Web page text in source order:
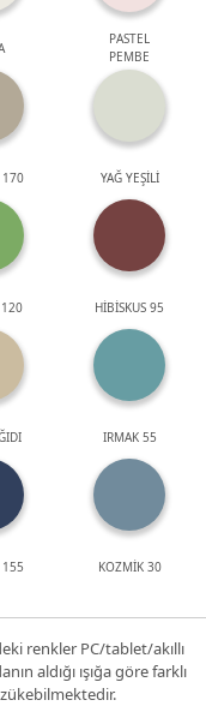
PASTEL
PEMBE
170 YAĞ YEŞİLİ
120 HİBİSKUS 95
IRMAK 55
155 KOZMİK 30
renkler PC/tablet/akıllı
aldığı ışığa göre farklı